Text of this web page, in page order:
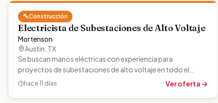
🔨Construcción
Electricista de Subestaciones de Alto Voltaje
Mortenson
Austin TX
Se buscan manos eléctricas con experiencia para
proyectos de subestaciones de alto voltaje en todo el
oeste de Texas. El trabajo involucra…
hace 11 días Ver oferta →